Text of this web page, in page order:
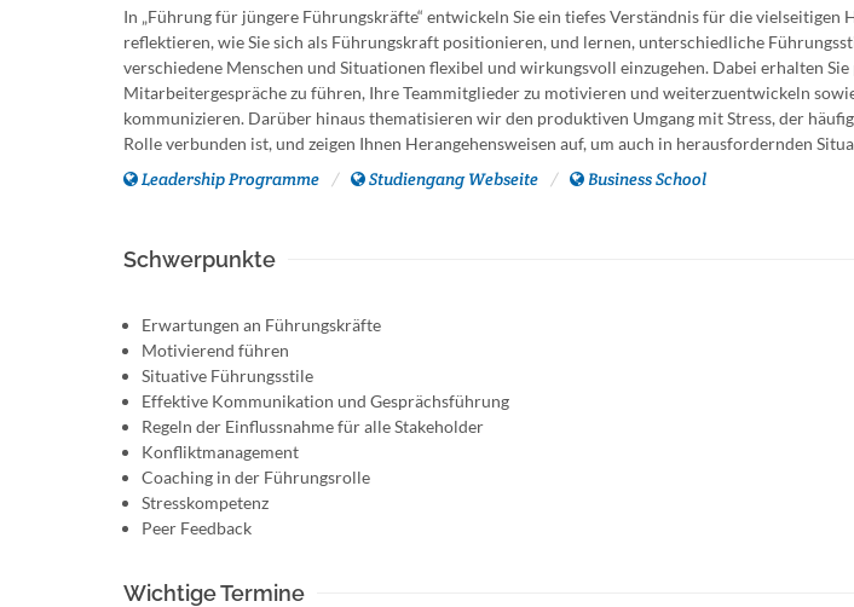
In „Führung für jüngere Führungskräfte“ entwickeln Sie ein tiefes Verständnis für die vielseitigen
reflektieren, wie Sie sich als Führungskraft positionieren, und lernen, unterschiedliche
verschiedene Menschen und Situationen flexibel und wirkungsvoll einzugehen. Dabei erhalten
Mitarbeitergespräche zu führen, Ihre Teammitglieder zu motivieren und weiterzuentwickeln
kommunizieren. Darüber hinaus thematisieren wir den produktiven Umgang mit Stress, der
Rolle verbunden ist, und zeigen Ihnen Herangehensweisen auf, um auch in herausfordernden
Leadership Programme Studiengang Webseite Business School
Schwerpunkte
Erwartungen an Führungskräfte
Motivierend führen
Situative Führungsstile
Effektive Kommunikation und Gesprächsführung
Regeln der Einflussnahme für alle Stakeholder
Konfliktmanagement
Coaching in der Führungsrolle
Stresskompetenz
Peer Feedback
Wichtige Termine